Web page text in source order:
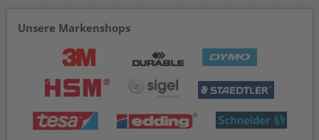
Unsere Markenshops